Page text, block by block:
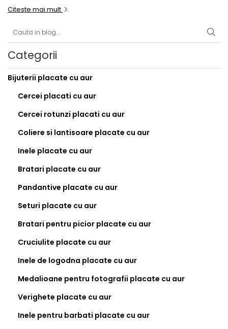
Citeste mai mult
Categorii
Bijuterii placate cu aur
Cercei placati cu aur
Cercei rotunzi placati cu aur
Coliere si lantisoare placate cu aur
Inele placate cu aur
Bratari placate cu aur
Pandantive placate cu aur
Seturi placate cu aur
Bratari pentru picior placate cu aur
Cruciulite placate cu aur
Inele de logodna placate cu aur
Medalioane pentru fotografii placate cu aur
Verighete placate cu aur
Inele pentru barbati placate cu aur